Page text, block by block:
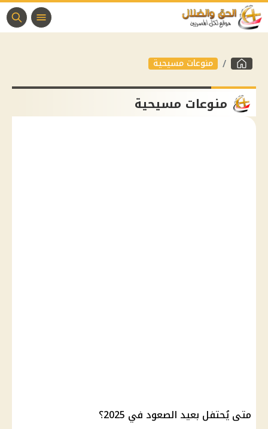
منوعات مسيحية
منوعات مسيحية
متى يُحتفل بعيد الصعود في 2025؟